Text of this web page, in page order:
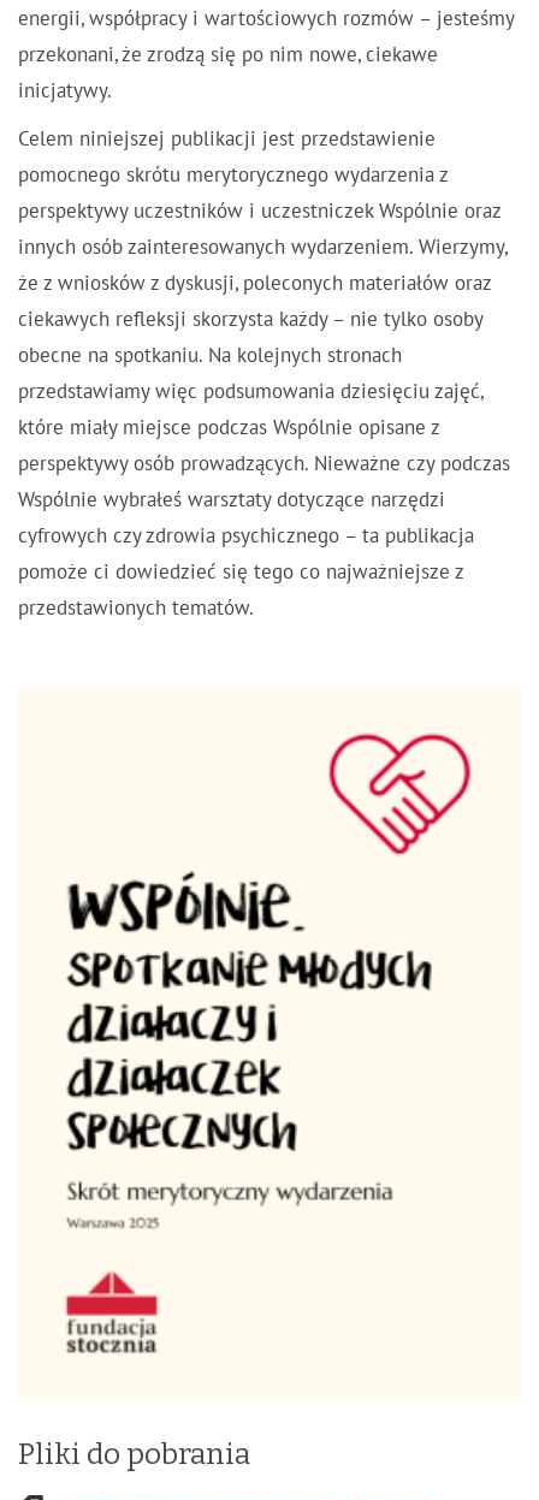
energii, współpracy i wartościowych rozmów – jesteśmy
przekonani, że zrodzą się po nim nowe, ciekawe
inicjatywy.
Celem niniejszej publikacji jest przedstawienie
pomocnego skrótu merytorycznego wydarzenia z
perspektywy uczestników i uczestniczek Wspólnie oraz
innych osób zainteresowanych wydarzeniem. Wierzymy,
że z wniosków z dyskusji, poleconych materiałów oraz
ciekawych refleksji skorzysta każdy – nie tylko osoby
obecne na spotkaniu. Na kolejnych stronach
przedstawiamy więc podsumowania dziesięciu zajęć,
które miały miejsce podczas Wspólnie opisane z
perspektywy osób prowadzących. Nieważne czy podczas
Wspólnie wybrałeś warsztaty dotyczące narzędzi
cyfrowych czy zdrowia psychicznego – ta publikacja
pomoże ci dowiedzieć się tego co najważniejsze z
przedstawionych tematów.
Pliki do pobrania